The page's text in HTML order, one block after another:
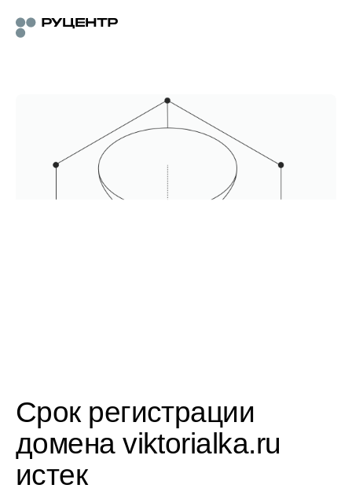
Срок регистрации
домена viktorialka.ru
истек